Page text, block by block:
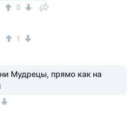
0
1
Мудрецы, прямо как на